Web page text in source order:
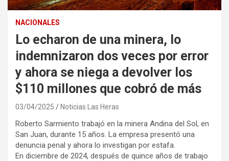
NACIONALES
Lo echaron de una minera, lo
indemnizaron dos veces por error
y ahora se niega a devolver los
$110 millones que cobró de más
03/04/2025 Noticias Las Heras
Roberto Sarmiento trabajó en la minera Andina del Sol, en
San Juan, durante 15 años. La empresa presentó una
denuncia penal y ahora lo investigan por estafa.
En diciembre de 2024, después de quince años de trabajo